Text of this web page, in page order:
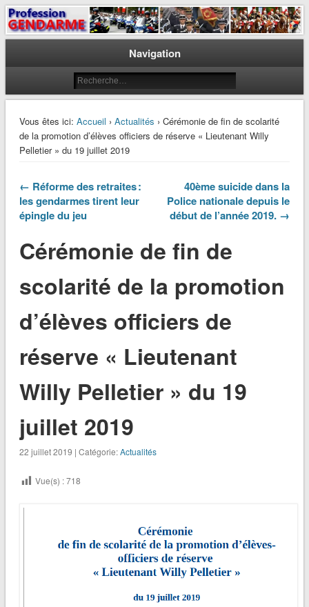
Profession Gendarme
Le journal des gendarmes
Navigation
Vous êtes ici: Accueil › Actualités › Cérémonie de fin de scolarité
de la promotion d’élèves officiers de réserve « Lieutenant Willy
Pelletier » du 19 juillet 2019
← Réforme des retraites :
les gendarmes tirent leur
épingle du jeu
40ème suicide dans la
Police nationale depuis le
début de l’année 2019. →
Cérémonie de fin de
scolarité de la promotion
d’élèves officiers de
réserve « Lieutenant
Willy Pelletier » du 19
juillet 2019
22 juillet 2019 | Catégorie:Actualités
Vue(s) :718